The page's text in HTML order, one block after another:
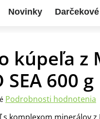
Novinky
kúpeľa z
SEA 600 g
Podrobnosti hodnotenia